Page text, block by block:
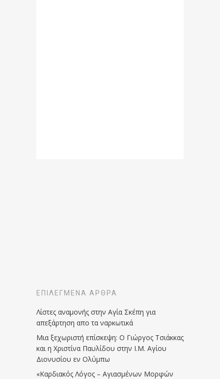
ΕΠΙΛΕΓΜΈΝΑ ΆΡΘΡΑ
Λίστες αναμονής στην Αγία Σκέπη για
απεξάρτηση απο τα ναρκωτικά
Μια ξεχωριστή επίσκεψη: Ο Γιώργος Τσιάκκας
και η Χριστίνα Παυλίδου στην Ι.Μ. Αγίου
Διονυσίου εν Ολύμπω
«Καρδιακός Λόγος – Αγιασμένων Μορφών